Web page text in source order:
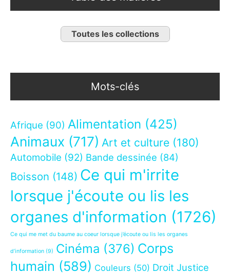
Toutes les collections
Mots-clés
Afrique (90) Alimentation (425)
Animaux (717) Art et culture (180)
Automobile (92) Bande dessinée (84)
Boisson (148) Ce qui m'irrite
lorsque j'écoute ou lis les
organes d'information (1726)
Ce qui me met du baume au coeur lorsque j’écoute ou lis les organes
d’information (9) Cinéma (376) Corps
humain (589) Couleurs (50) Droit Justice